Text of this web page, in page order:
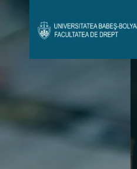
Avizier Studenți